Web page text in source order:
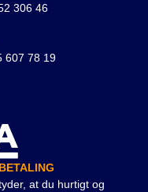
306 46
607 78 19
at du hurtigt og